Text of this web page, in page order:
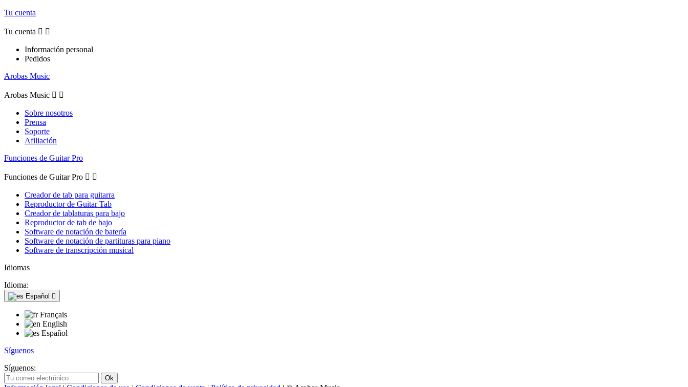
Tu cuenta
Tu cuenta  
Información personal
Pedidos
Arobas Music
Arobas Music  
Sobre nosotros
Prensa
Soporte
Afiliación
Funciones de Guitar Pro
Funciones de Guitar Pro  
Creador de tab para guitarra
Reproductor de Guitar Tab
Creador de tablaturas para bajo
Reproductor de tab de bajo
Software de notación de batería
Software de notación de partituras para piano
Software de transcripción musical
Idiomas
Idioma:
Español 
Français
English
Español
Síguenos
Síguenos: